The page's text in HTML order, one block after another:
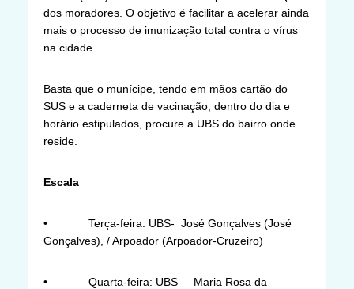
dos moradores. O objetivo é facilitar a acelerar ainda
mais o processo de imunização total contra o vírus
na cidade.
Basta que o munícipe, tendo em mãos cartão do
SUS e a caderneta de vacinação, dentro do dia e
horário estipulados, procure a UBS do bairro onde
reside.
Escala
• Terça-feira: UBS- José Gonçalves (José
Gonçalves), / Arpoador (Arpoador-Cruzeiro)
• Quarta-feira: UBS – Maria Rosa da